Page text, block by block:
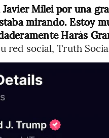
Javier Milei por una
mirando. Estoy
Harás
red social, Truth